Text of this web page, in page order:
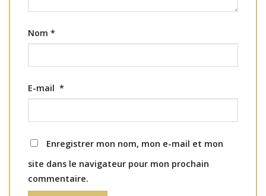
Nom *
E-mail *
Enregistrer mon nom, mon e-mail et mon
site dans le navigateur pour mon prochain
commentaire.